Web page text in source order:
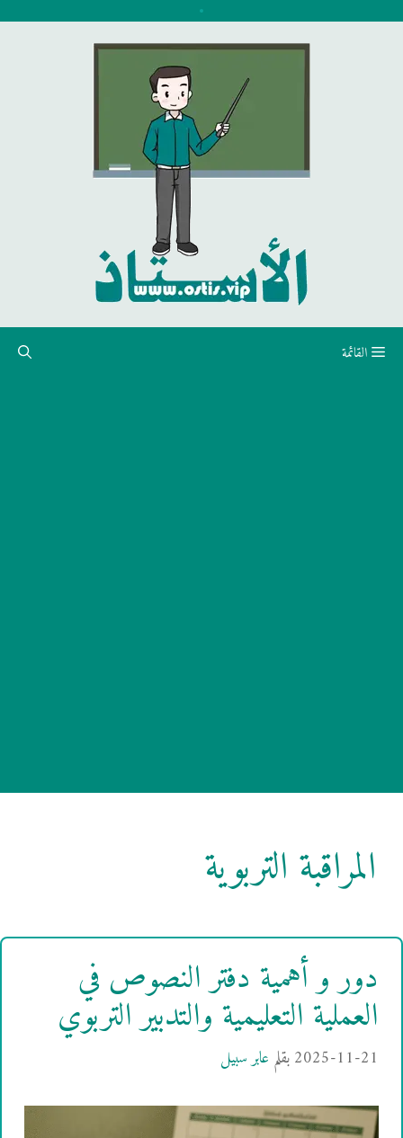
القائمة
المراقبة التربوية
دور و أهمية دفتر النصوص في
العملية التعليمية والتدبير التربوي
2025-11-21بقلم عابر سبيل